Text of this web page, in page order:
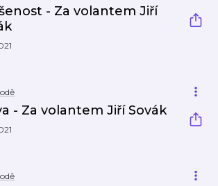
- Za volantem Jiří
- Za volantem Jiří Sovák